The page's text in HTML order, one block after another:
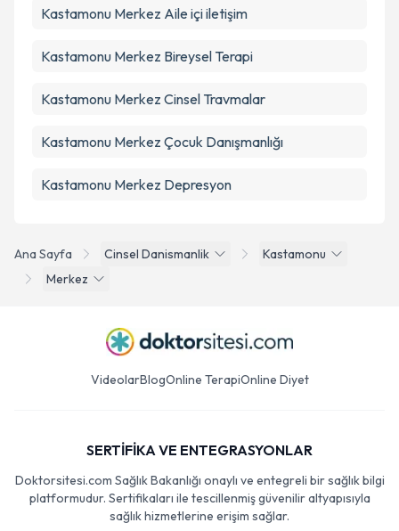
Ana Sayfa Cinsel Danismanlik
Kastamonu
Merkez
Kastamonu Merkez Aile içi iletişim
Kastamonu Merkez Bireysel Terapi
Kastamonu Merkez Cinsel Travmalar
Kastamonu Merkez Çocuk Danışmanlığı
Kastamonu Merkez Depresyon
VideolarBlogOnline TerapiOnline Diyet
SERTİFİKA VE ENTEGRASYONLAR
Doktorsitesi.com Sağlık Bakanlığı onaylı ve entegreli bir sağlık bilgi
platformudur. Sertifikaları ile tescillenmiş güvenilir altyapısıyla
sağlık hizmetlerine erişim sağlar.